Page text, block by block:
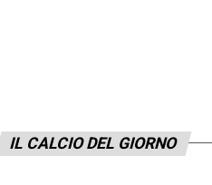
IL CALCIO DEL GIORNO